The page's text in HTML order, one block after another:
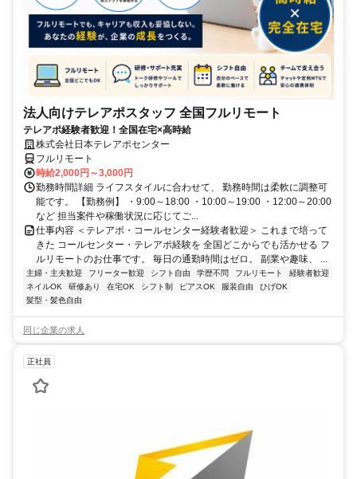
法人向けテレアポスタッフ 全国フルリモート
テレアポ経験者歓迎！全国在宅×高時給
株式会社日本テレアポセンター
フルリモート
時給2,000円～3,000円
勤務時間詳細 ライフスタイルに合わせて、 勤務時間は柔軟に調整可
能です。 【勤務例】 ・9:00～18:00 ・10:00～19:00 ・12:00～20:00
など 担当案件や稼働状況に応じてご...
仕事内容 ＜テレアポ・コールセンター経験者歓迎＞ これまで培って
きた コールセンター・テレアポ経験を 全国どこからでも活かせる フ
ルリモートのお仕事です。 毎日の通勤時間はゼロ。 副業や趣味、 ...
主婦・主夫歓迎 フリーター歓迎 シフト自由 学歴不問 フルリモート
経験者歓迎
ネイルOK
研修あり 在宅OK シフト制 ピアスOK 服装自由
ひげOK
髪型・髪色自由
同じ企業の求人
正社員